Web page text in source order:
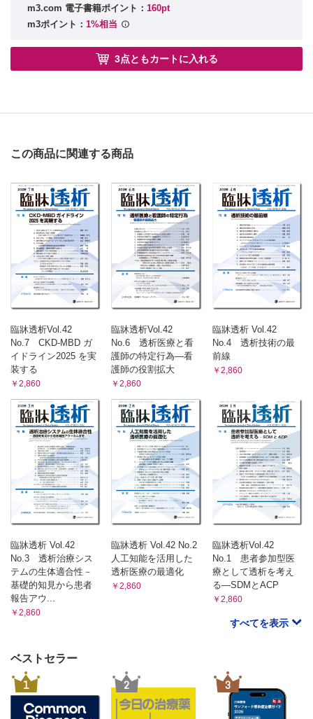
m3.com 電子書籍ポイント： 160pt
m3ポイント： 1%相当
3点ともカートに入れる
この商品に関連する商品
臨牀透析Vol.42
No.7 CKD-MBD ガ
イドライン2025 を実
装する
￥2,860
臨牀透析Vol.42
No.6 透析医療と看
護師の特定行為―看
護師の役割拡大
￥2,860
臨牀透析 Vol.42
No.4 透析技術の最
前線
￥2,860
臨牀透析 Vol.42
No.3 透析治療シス
テムの生体適合性－
基礎的知見から患者
報告アウ...
￥2,860
臨牀透析 Vol.42 No.2
人工知能を活用した
透析医療の最適化
￥2,860
臨牀透析Vol.42
No.1 患者参加型医
療として透析を考え
る―SDMとACP
￥2,860
すべてを表示
ベストセラー
1 2 3